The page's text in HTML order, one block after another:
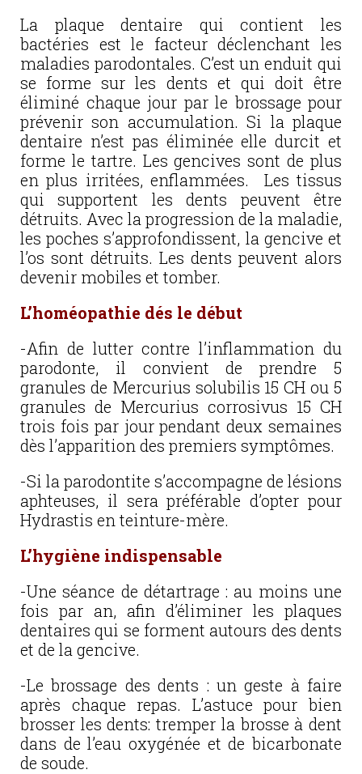
La plaque dentaire qui contient les
bactéries est le facteur déclenchant les
maladies parodontales. C’est un enduit qui
se forme sur les dents et qui doit être
éliminé chaque jour par le brossage pour
prévenir son accumulation. Si la plaque
dentaire n’est pas éliminée elle durcit et
forme le tartre. Les gencives sont de plus
en plus irritées, enflammées. Les tissus
qui supportent les dents peuvent être
détruits. Avec la progression de la maladie,
les poches s’approfondissent, la gencive et
l’os sont détruits. Les dents peuvent alors
devenir mobiles et tomber.
L’homéopathie dés le début
-Afin de lutter contre l’inflammation du
parodonte, il convient de prendre 5
granules de Mercurius solubilis 15 CH ou 5
granules de Mercurius corrosivus 15 CH
trois fois par jour pendant deux semaines
dès l’apparition des premiers symptômes.
-Si la parodontite s’accompagne de lésions
aphteuses, il sera préférable d’opter pour
Hydrastis en teinture-mère.
L’hygiène indispensable
-Une séance de détartrage : au moins une
fois par an, afin d’éliminer les plaques
dentaires qui se forment autours des dents
et de la gencive.
-Le brossage des dents : un geste à faire
après chaque repas. L’astuce pour bien
brosser les dents: tremper la brosse à dent
dans de l’eau oxygénée et de bicarbonate
de soude.